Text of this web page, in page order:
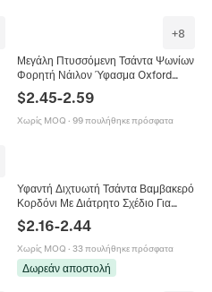
+8
Μεγάλη Πτυσσόμενη Τσάντα Ψωνίων
Φορητή Νάιλον Ύφασμα Oxford
Αδιάβροχη Τσάντα Οικολογική Με
Αντίθεση Χρωμάτων
$2.45-2.59
Χωρίς MOQ · 99 πουλήθηκε πρόσφατα
Υφαντή Διχτυωτή Τσάντα Βαμβακερό
Κορδόνι Με Διάτρητο Σχέδιο Για
Ψώνια Και Παραλία
Επαναχρησιμοποιούμενη Οικολογική
Τσάντα
$2.16-2.44
Χωρίς MOQ · 33 πουλήθηκε πρόσφατα
Δωρεάν αποστολή